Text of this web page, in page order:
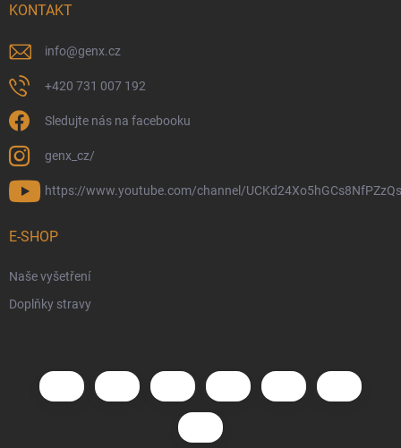
KONTAKT
info@genx.cz
+420 731 007 192
Sledujte nás na facebooku
genx_cz/
https://www.youtube.com/channel/
E-SHOP
Naše vyšetření
Doplňky stravy